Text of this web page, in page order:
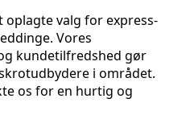
valg for express-
Vores
kundetilfredshed gør
i området.
os for en hurtig og